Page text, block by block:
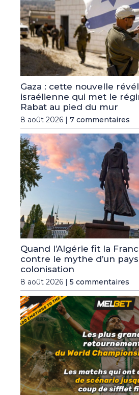
Gaza : cette nouvelle
israélienne qui met le
Rabat au pied du mur
8 août 2026 | 7 commentaires
Quand l’Algérie fit la
contre le mythe d’un
colonisation
8 août 2026 | 5 commentaires